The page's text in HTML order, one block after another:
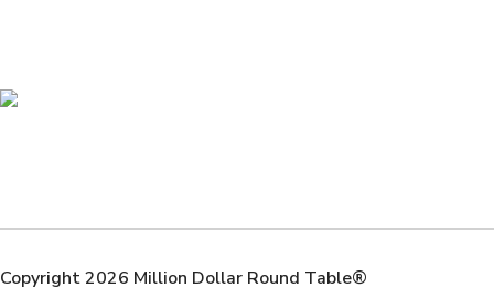
Copyright 2026 Million Dollar Round Table®